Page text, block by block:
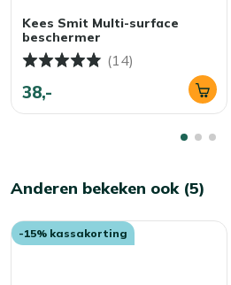
Kees Smit Multi-surface
beschermer
(14)
38,-
Anderen bekeken ook (5)
-15% kassakorting